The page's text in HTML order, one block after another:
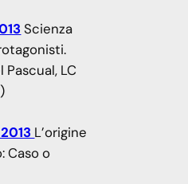
Scienza
Pascual, LC
L’origine
Caso o